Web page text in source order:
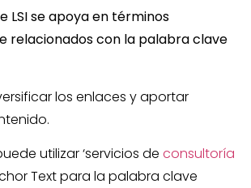
LSI se apoya en términos
relacionados con la palabra clave
los enlaces y aportar
utilizar ‘servicios de consultoría
Text para la palabra clave